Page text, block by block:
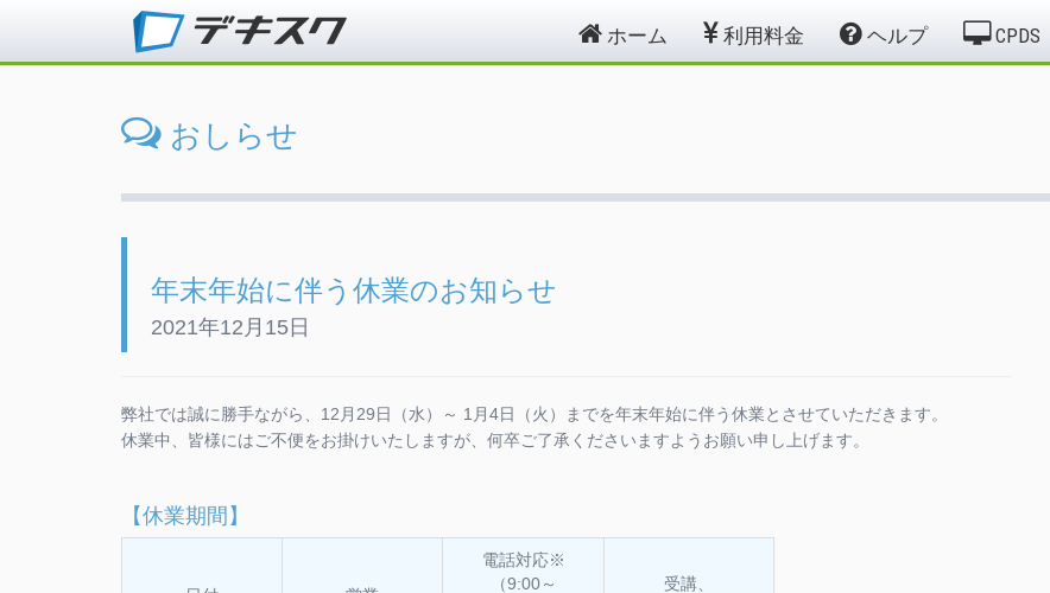
ホーム 利用料金 ヘルプ CPDS
おしらせ
年末年始に伴う休業のお知らせ
2021年12月15日
弊社では誠に勝手ながら、12月29日（水）～ 1月4日（火）までを年末年始に伴う休業とさせていただきます。
休業中、皆様にはご不便をお掛けいたしますが、何卒ご了承くださいますようお願い申し上げます。
【休業期間】
電話対応※
（9:00～
受講、